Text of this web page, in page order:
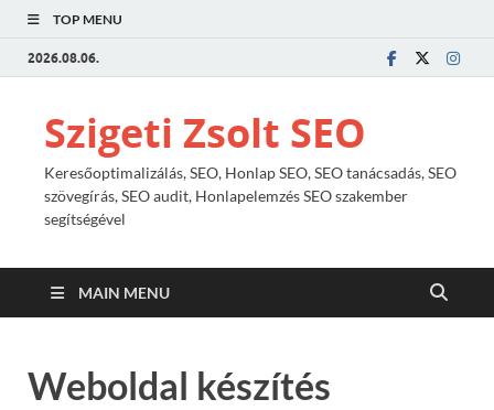
TOP MENU
2026.08.06.
Szigeti Zsolt SEO
Keresőoptimalizálás, SEO, Honlap SEO, SEO tanácsadás, SEO
szövegírás, SEO audit, Honlapelemzés SEO szakember
segítségével
MAIN MENU
Weboldal készítés